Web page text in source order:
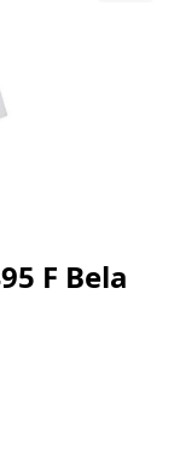
F Bela